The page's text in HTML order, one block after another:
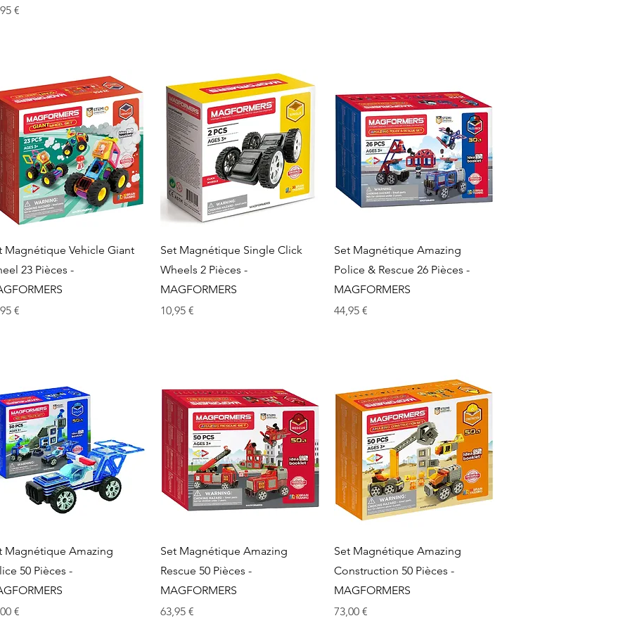
€
Aperçu rapide
Magnétique Vehicle Giant
23 Pièces -
€
Aperçu rapide
Set Magnétique Single Click
Wheels 2 Pièces -
MAGFORMERS
Prix
10,95 €
Aperçu rapide
Set Magnétique Amazing
Police & Rescue 26 Pièces -
MAGFORMERS
Prix
44,95 €
Aperçu rapide
Magnétique Amazing
50 Pièces -
€
Aperçu rapide
Set Magnétique Amazing
Rescue 50 Pièces -
MAGFORMERS
Prix
63,95 €
Aperçu rapide
Set Magnétique Amazing
Construction 50 Pièces -
MAGFORMERS
Prix
73,00 €